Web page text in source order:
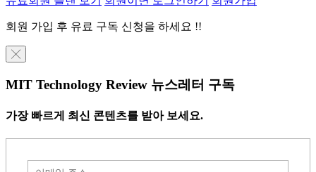
회원 가입 후 유료 구독 신청을 하세요 !!
╳
MIT Technology Review 뉴스레터 구독
가장 빠르게 최신 콘텐츠를 받아 보세요.